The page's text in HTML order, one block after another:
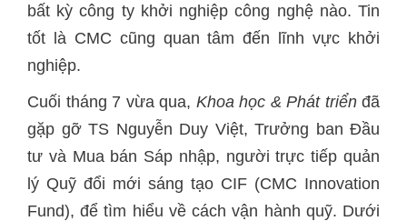
bất kỳ công ty khởi nghiệp công nghệ nào. Tin
tốt là CMC cũng quan tâm đến lĩnh vực khởi
nghiệp.
Cuối tháng 7 vừa qua, Khoa học & Phát triểnđã
gặp gỡ TS Nguyễn Duy Việt, Trưởng ban Đầu
tư và Mua bán Sáp nhập, người trực tiếp quản
lý Quỹ đổi mới sáng tạo CIF (CMC Innovation
Fund), để tìm hiểu về cách vận hành quỹ. Dưới